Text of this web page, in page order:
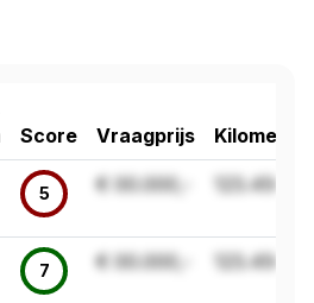
Score Vraagprijs
5 € 00.000,- 123.456 km
7 € 00.000,- 123.456 km